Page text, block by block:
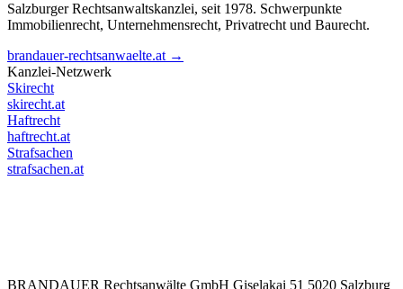
Salzburger Rechtsanwaltskanzlei, seit 1978. Schwerpunkte
Immobilienrecht, Unternehmensrecht, Privatrecht und Baurecht.
brandauer-rechtsanwaelte.at →
Kanzlei-Netzwerk
Skirecht
skirecht.at
Haftrecht
haftrecht.at
Strafsachen
strafsachen.at
BRANDAUER Rechtsanwälte GmbH Giselakai 51 5020 Salzburg